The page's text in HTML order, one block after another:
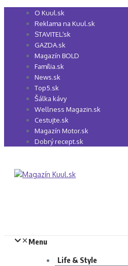
Preskočiť
O Kuul.sk
Reklama na Kuul.sk
STAVITEĽ.sk
GAZDA.sk
Magazín BOLD
Família.sk
News.sk
Top5.sk
Šálka kávy
Wellness Magazin.sk
Cestujte.sk
Magazín Motor.sk
Dobrý recept.sk
Menu
Life & Style